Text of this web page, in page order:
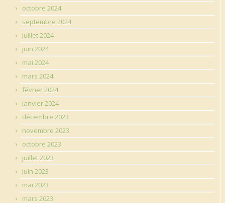
octobre 2024
septembre 2024
juillet 2024
juin 2024
mai 2024
mars 2024
février 2024
janvier 2024
décembre 2023
novembre 2023
octobre 2023
juillet 2023
juin 2023
mai 2023
mars 2023